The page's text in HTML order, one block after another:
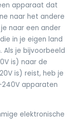
apparaat dat
naar het andere
naar een ander
in je eigen land
Als je bijvoorbeeld
is) naar de
is) reist, heb je
240V apparaten
elektronische